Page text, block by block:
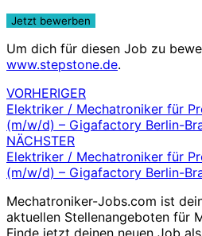
Um dich für diesen Job zu
www.stepstone.de.
Beitragsnavigation
VORHERIGER
Elektriker / Mechatroniker für
(m/w/d) – Gigafactory Berlin-
NÄCHSTER
Elektriker / Mechatroniker für
(m/w/d) – Gigafactory Berlin-
Mechatroniker-Jobs.com ist
aktuellen Stellenangeboten für
Finde jetzt deinen neuen Job